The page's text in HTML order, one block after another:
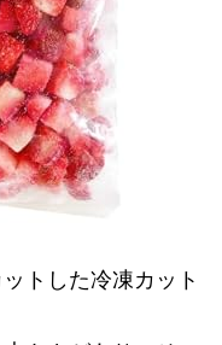
トした冷凍カット